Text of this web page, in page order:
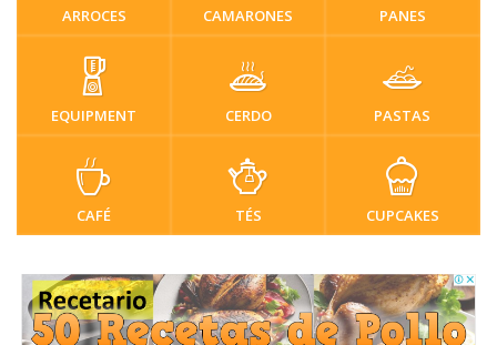
ARROCES CAMARONES PANES
EQUIPMENT CERDO PASTAS
CAFÉ TÉS CUPCAKES